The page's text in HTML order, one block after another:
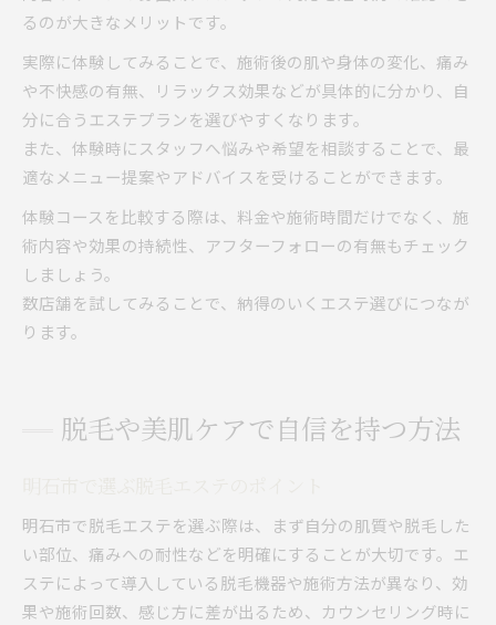
るのが大きなメリットです。
実際に体験してみることで、施術後の肌や身体の変化、痛み
や不快感の有無、リラックス効果などが具体的に分かり、自
分に合うエステプランを選びやすくなります。
また、体験時にスタッフへ悩みや希望を相談することで、最
適なメニュー提案やアドバイスを受けることができます。
体験コースを比較する際は、料金や施術時間だけでなく、施
術内容や効果の持続性、アフターフォローの有無もチェック
しましょう。
数店舗を試してみることで、納得のいくエステ選びにつなが
ります。
脱毛や美肌ケアで自信を持つ方法
明石市で脱毛エステを選ぶ際は、まず自分の肌質や脱毛した
い部位、痛みへの耐性などを明確にすることが大切です。エ
ステによって導入している脱毛機器や施術方法が異なり、効
果や施術回数、感じ方に差が出るため、カウンセリング時に